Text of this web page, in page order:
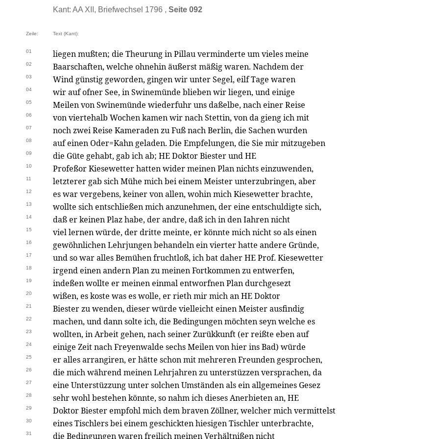
Kant: AA XII, Briefwechsel 1796 , Seite 092
Zeile: Text (Kant):
01 liegen mußten; die Theurung in Pillau verminderte um vieles meine
02 Baarschaften, welche ohnehin äußerst mäßig waren. Nachdem der
03 Wind günstig geworden, gingen wir unter Segel, eilf Tage waren
04 wir auf ofner See, in Swinemünde blieben wir liegen, und einige
05 Meilen von Swinemünde wiederfuhr uns daßelbe, nach einer Reise
06 von viertehalb Wochen kamen wir nach Stettin, von da gieng ich mit
07 noch zwei Reise Kameraden zu Fuß nach Berlin, die Sachen wurden
08 auf einen Oder=Kahn geladen. Die Empfelungen, die Sie mir mitzugeben
09 die Güte gehabt, gab ich ab; HE Doktor Biester und HE
10 Profeßor Kiesewetter hatten wider meinen Plan nichts einzuwenden,
11 letzterer gab sich Mühe mich bei einem Meister unterzubringen, aber
12 es war vergebens, keiner von allen, wohin mich Kiesewetter brachte,
13 wollte sich entschließen mich anzunehmen, der eine entschuldigte sich,
14 daß er keinen Plaz habe, der andre, daß ich in den Iahren nicht
15 viel lernen würde, der dritte meinte, er könnte mich nicht so als einen
16 gewöhnlichen Lehrjungen behandeln ein vierter hatte andere Gründe,
17 und so war alles Bemühen fruchtloß, ich bat daher HE Prof. Kiesewetter
18 irgend einen andern Plan zu meinen Fortkommen zu entwerfen,
19 indeßen wollte er meinen einmal entworfnen Plan durchgesezt
20 wißen, es koste was es wolle, er rieth mir mich an HE Doktor
21 Biester zu wenden, dieser würde vielleicht einen Meister ausfindig
22 machen, und dann solte ich, die Bedingungen möchten seyn welche es
23 wollten, in Arbeit gehen, nach seiner Zurükkunft (er reißte eben auf
24 einige Zeit nach Freyenwalde sechs Meilen von hier ins Bad) würde
25 er alles arrangiren, er hätte schon mit mehreren Freunden gesprochen,
26 die mich während meinen Lehrjahren zu unterstüzzen versprachen, da
27 eine Unterstüzzung unter solchen Umständen als ein allgemeines Gesez
28 sehr wohl bestehen könnte, so nahm ich dieses Anerbieten an, HE
29 Doktor Biester empfohl mich dem braven Zöllner, welcher mich vermittelst
30 eines Tischlers bei einem geschickten hiesigen Tischler unterbrachte,
31 die Bedingungen waren freilich meinen Verhältnißen nicht